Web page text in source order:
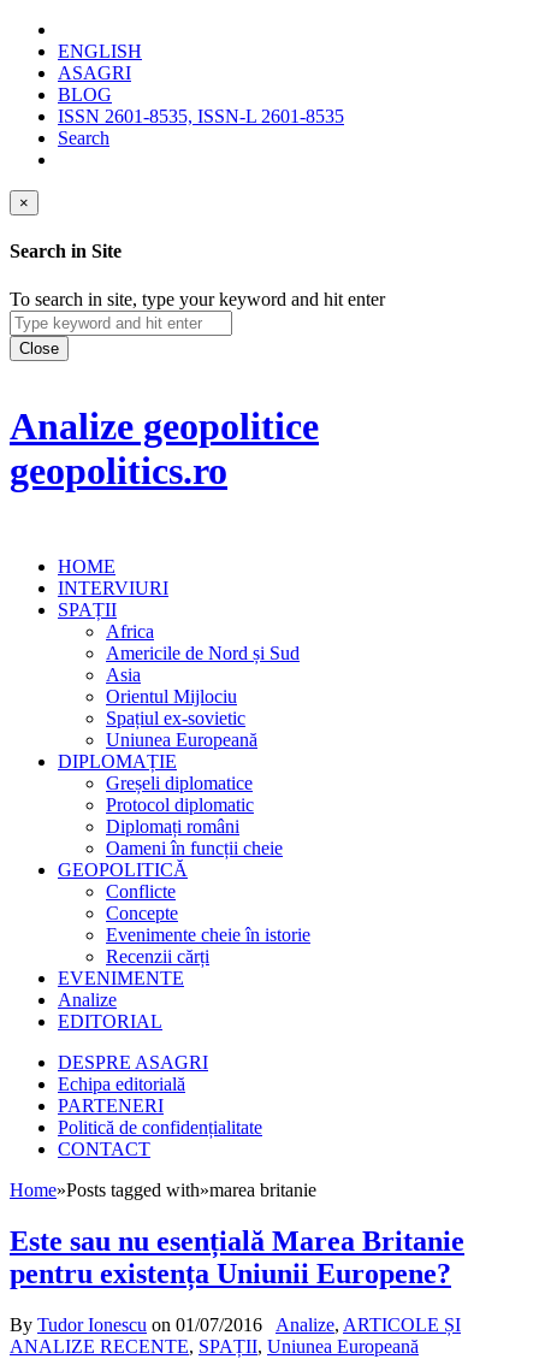
ENGLISH
ASAGRI
BLOG
ISSN 2601-8535, ISSN-L 2601-8535
Search
×
Search in Site
To search in site, type your keyword and hit enter
Close
Analize geopolitice
geopolitics.ro
HOME
INTERVIURI
SPAȚII
Africa
Americile de Nord și Sud
Asia
Orientul Mijlociu
Spațiul ex-sovietic
Uniunea Europeană
DIPLOMAȚIE
Greșeli diplomatice
Protocol diplomatic
Diplomați români
Oameni în funcții cheie
GEOPOLITICĂ
Conflicte
Concepte
Evenimente cheie în istorie
Recenzii cărți
EVENIMENTE
Analize
EDITORIAL
DESPRE ASAGRI
Echipa editorială
PARTENERI
Politică de confidențialitate
CONTACT
Home»Posts tagged with»marea britanie
Este sau nu esențială Marea Britanie
pentru existența Uniunii Europene?
By Tudor Ionescu on 01/07/2016 Analize, ARTICOLE ȘI
ANALIZE RECENTE, SPAȚII, Uniunea Europeană